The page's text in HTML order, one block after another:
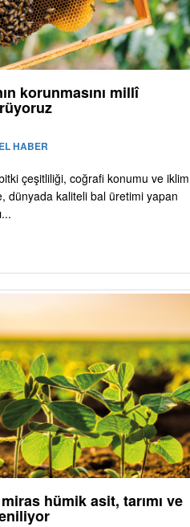
korunmasını millî
HABER
çeşitliliği, coğrafi konumu ve iklim
dünyada kaliteli bal üretimi yapan
hümik asit, tarımı ve